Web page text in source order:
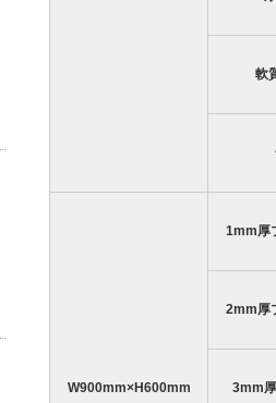
軟
W900mm×H600mm
1mm厚
2mm厚
3mm